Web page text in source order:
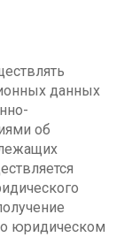
данных
об
юридическом